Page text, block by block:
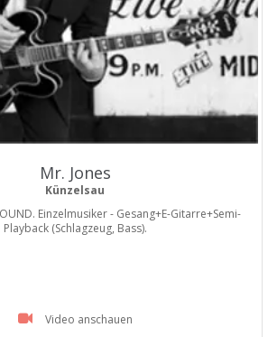
Mr. Jones
Künzelsau
Einzelmusiker - Gesang+E-Gitarre+Semi-
Playback (Schlagzeug, Bass).
Video anschauen